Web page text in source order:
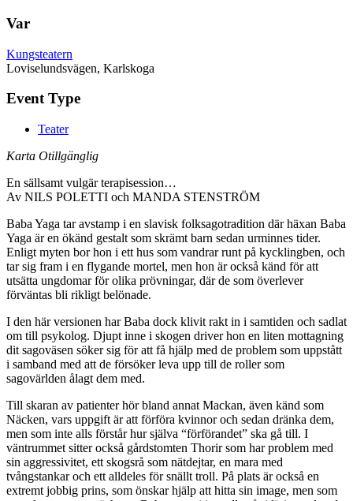
Var
Kungsteatern
Loviselundsvägen, Karlskoga
Event Type
Teater
Karta Otillgänglig
En sällsamt vulgär terapisession…
Av NILS POLETTI och MANDA STENSTRÖM
Baba Yaga tar avstamp i en slavisk folksagotradition där häxan Baba
Yaga är en ökänd gestalt som skrämt barn sedan urminnes tider.
Enligt myten bor hon i ett hus som vandrar runt på kycklingben, och
tar sig fram i en flygande mortel, men hon är också känd för att
utsätta ungdomar för olika prövningar, där de som överlever
förväntas bli rikligt belönade.
I den här versionen har Baba dock klivit rakt in i samtiden och sadlat
om till psykolog. Djupt inne i skogen driver hon en liten mottagning
dit sagoväsen söker sig för att få hjälp med de problem som uppstått
i samband med att de försöker leva upp till de roller som
sagovärlden ålagt dem med.
Till skaran av patienter hör bland annat Mackan, även känd som
Näcken, vars uppgift är att förföra kvinnor och sedan dränka dem,
men som inte alls förstår hur själva “förförandet” ska gå till. I
väntrummet sitter också gårdstomten Thorir som har problem med
sin aggressivitet, ett skogsrå som nätdejtar, en mara med
tvångstankar och ett alldeles för snällt troll. På plats är också en
extremt jobbig prins, som önskar hjälp att hitta sin image, men som